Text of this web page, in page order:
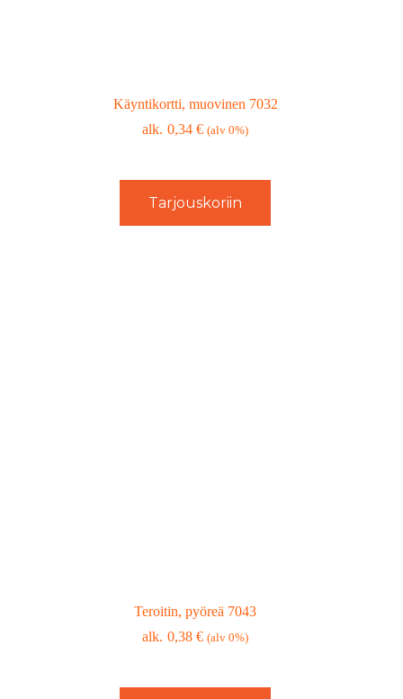
Käyntikortti, muovinen 7032
0,34€ (alv 0%)
Tarjouskoriin
Teroitin, pyöreä 7043
0,38€ (alv 0%)